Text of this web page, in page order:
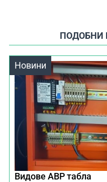
ПОДОБНИ
Новини
Видове АВР табла